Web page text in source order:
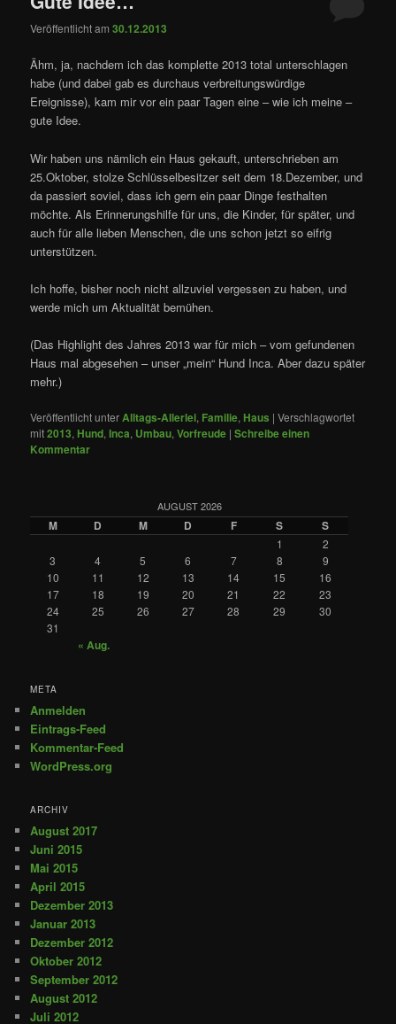
Veröffentlicht am30.12.2013
Ähm, ja, nachdem ich das komplette 2013 total unterschlagen
habe (und dabei gab es durchaus verbreitungswürdige
Ereignisse), kam mir vor ein paar Tagen eine – wie ich meine –
gute Idee.
Wir haben uns nämlich ein Haus gekauft, unterschrieben am
25.Oktober, stolze Schlüsselbesitzer seit dem 18.Dezember, und
da passiert soviel, dass ich gern ein paar Dinge festhalten
möchte. Als Erinnerungshilfe für uns, die Kinder, für später, und
auch für alle lieben Menschen, die uns schon jetzt so eifrig
unterstützen.
Ich hoffe, bisher noch nicht allzuviel vergessen zu haben, und
werde mich um Aktualität bemühen.
(Das Highlight des Jahres 2013 war für mich – vom gefundenen
Haus mal abgesehen – unser „mein“ Hund Inca. Aber dazu später
mehr.)
Veröffentlicht unterAlltags-Allerlei, Familie,Haus |Verschlagwortet
mit2013,Hund,Inca, Umbau,Vorfreude |Schreibe einen
Kommentar
AUGUST 2026
M D M D F S S
1
2
3
4 5 6 7 8
9
10
11 12 13 14 15
16
17
18 19 20 21 22
23
24
25 26 27 28 29
30
31
« Aug.
META
Anmelden
Eintrags-Feed
Kommentar-Feed
WordPress.org
ARCHIV
August 2017
Juni 2015
Mai 2015
April 2015
Dezember 2013
Januar 2013
Dezember 2012
Oktober 2012
September 2012
August 2012
Juli 2012